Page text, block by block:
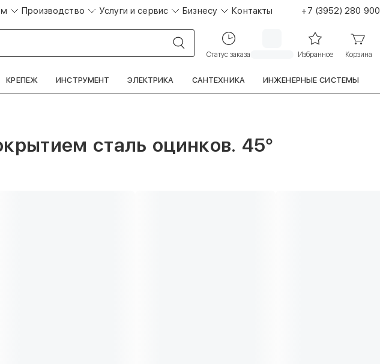
Производство Услуги и сервис Бизнесу Контакты +7 (3952) 280 900
Статус заказа Избранное Корзина
КРЕПЕЖ ИНСТРУМЕНТ ЭЛЕКТРИКА САНТЕХНИКА ИНЖЕНЕРНЫЕ СИСТЕМЫ
сталь оцинков. 45°